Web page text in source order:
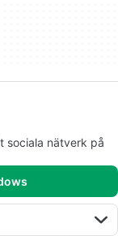
sociala nätverk på